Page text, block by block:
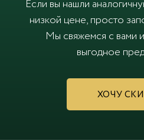
Если вы нашли
низкой цене, просто
Мы свяжемся с вами
выгодное
ХОЧУ